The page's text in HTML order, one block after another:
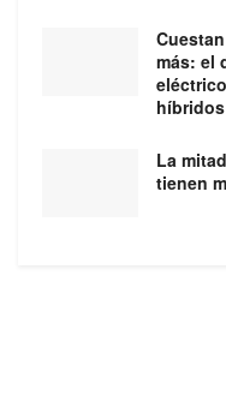
más: el
La
tienen